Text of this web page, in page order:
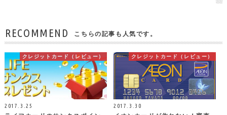
RECOMMEND こちらの記事も人気です。
クレジットカード（レビュー）
2017.3.25
クレジットカード（レビュー）
2017.3.30